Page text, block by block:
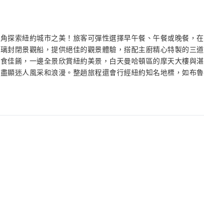
探索紐約城市之美！旅客可彈性選擇早午餐、午餐或晚餐，在
封閉景觀船，提供絕佳的觀景體驗，搭配主廚精心特製的三道
佳餚，一邊全景欣賞紐約美景，白天曼哈頓區的摩天大樓與湛
顯迷人風采和浪漫。整趟旅程還會行經紐約知名地標，如布魯